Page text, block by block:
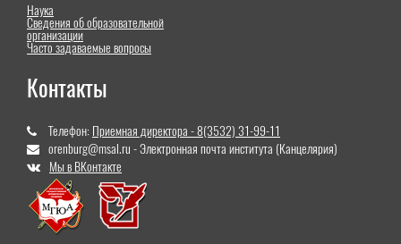
Наука
Сведения об образовательной
организации
Часто задаваемые вопросы
Контакты
Телефон: Приемная директора - 8(3532) 31-99-11
orenburg@msal.ru - Электронная почта института (Канцелярия)
Мы в ВКонтакте